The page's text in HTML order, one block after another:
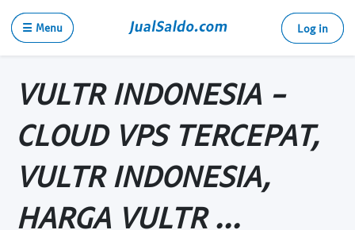
☰ Menu Log in
VULTR INDONESIA -
CLOUD VPS TERCEPAT,
VULTR INDONESIA,
HARGA VULTR ...